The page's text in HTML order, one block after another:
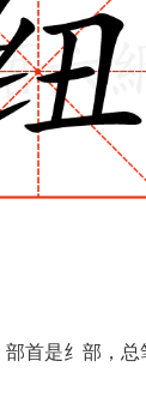
首是纟部，总